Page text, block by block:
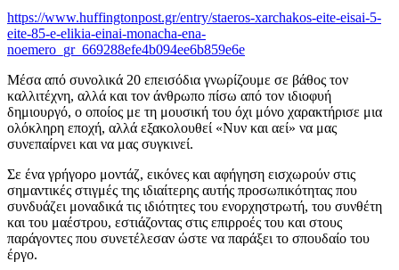
https://www.huffingtonpost.gr/entry/staeros-xarchakos-eite-eisai-5-
eite-85-e-elikia-einai-monacha-ena-
noemero_gr_669288efe4b094ee6b859e6e
Μέσα από συνολικά 20 επεισόδια γνωρίζουμε σε βάθος τον
καλλιτέχνη, αλλά και τον άνθρωπο πίσω από τον ιδιοφυή
δημιουργό, ο οποίος με τη μουσική του όχι μόνο χαρακτήρισε μια
ολόκληρη εποχή, αλλά εξακολουθεί «Νυν και αεί» να μας
συνεπαίρνει και να μας συγκινεί.
Σε ένα γρήγορο μοντάζ, εικόνες και αφήγηση εισχωρούν στις
σημαντικές στιγμές της ιδιαίτερης αυτής προσωπικότητας που
συνδυάζει μοναδικά τις ιδιότητες του ενορχηστρωτή, του συνθέτη
και του μαέστρου, εστιάζοντας στις επιρροές του και στους
παράγοντες που συνετέλεσαν ώστε να παράξει το σπουδαίο του
έργο.